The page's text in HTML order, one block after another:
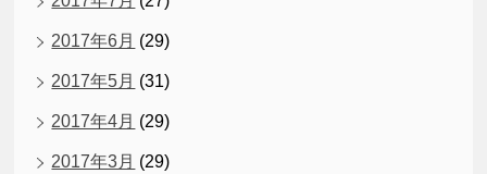
2017年6月 (29)
2017年5月 (31)
2017年4月 (29)
2017年3月 (29)